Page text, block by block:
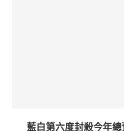
藍白第六度封殺今年